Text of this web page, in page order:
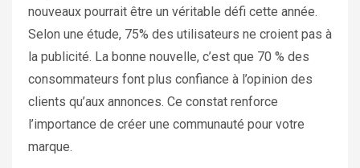
nouveaux pourrait être un véritable défi cette année.
Selon une étude, 75% des utilisateurs ne croient pas à
la publicité. La bonne nouvelle, c’est que 70 % des
consommateurs font plus confiance à l’opinion des
clients qu’aux annonces. Ce constat renforce
l’importance de créer une communauté pour votre
marque.